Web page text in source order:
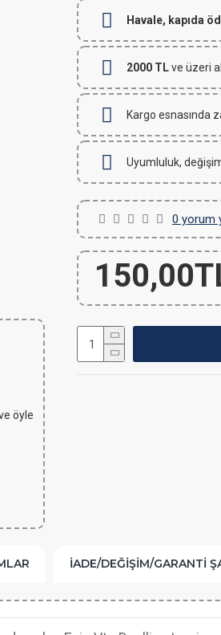
öyle
Havale, kapıda
2000 TLve üzeri
Kargo esnasında
Uyumluluk,
0 yorum
İADE/DEĞIŞIM/GARANTI